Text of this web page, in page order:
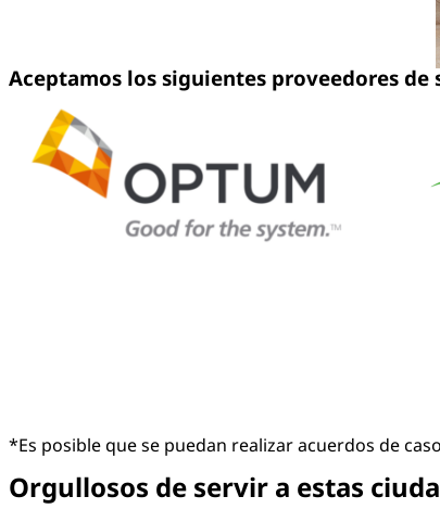
Aceptamos los siguientes proveedores de
*Es posible que se puedan realizar acuerdos de
Orgullosos de servir a estas